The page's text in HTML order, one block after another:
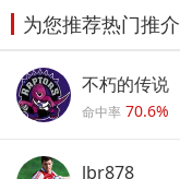
为您推荐热门推介
不朽的传说
命中率 70.6%
lbr878